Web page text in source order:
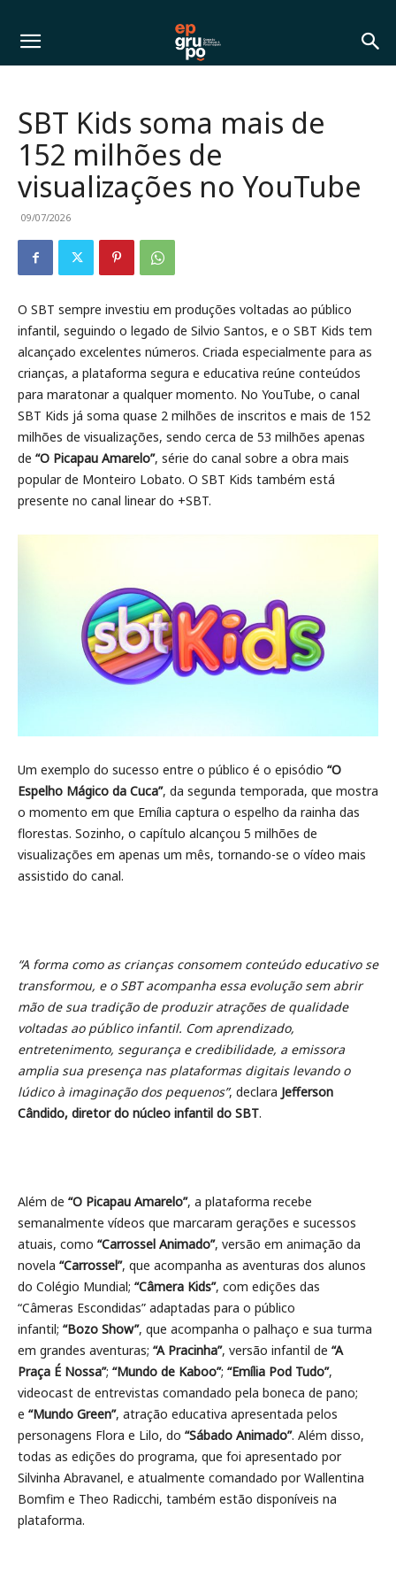
SBT Kids soma mais de
152 milhões de
visualizações no YouTube
09/07/2026
O SBT sempre investiu em produções voltadas ao público
infantil, seguindo o legado de Silvio Santos, e o SBT Kids tem
alcançado excelentes números. Criada especialmente para as
crianças, a plataforma segura e educativa reúne conteúdos
para maratonar a qualquer momento. No YouTube, o canal
SBT Kids já soma quase 2 milhões de inscritos e mais de 152
milhões de visualizações, sendo cerca de 53 milhões apenas
de “O Picapau Amarelo”, série do canal sobre a obra mais
popular de Monteiro Lobato. O SBT Kids também está
presente no canal linear do +SBT.
Um exemplo do sucesso entre o público é o episódio “O
Espelho Mágico da Cuca”, da segunda temporada, que mostra
o momento em que Emília captura o espelho da rainha das
florestas. Sozinho, o capítulo alcançou 5 milhões de
visualizações em apenas um mês, tornando-se o vídeo mais
assistido do canal.
“A forma como as crianças consomem conteúdo educativo se
transformou, e o SBT acompanha essa evolução sem abrir
mão de sua tradição de produzir atrações de qualidade
voltadas ao público infantil. Com aprendizado,
entretenimento, segurança e credibilidade, a emissora
amplia sua presença nas plataformas digitais levando o
lúdico à imaginação dos pequenos”, declara Jefferson
Cândido, diretor do núcleo infantil do SBT.
Além de “O Picapau Amarelo”, a plataforma recebe
semanalmente vídeos que marcaram gerações e sucessos
atuais, como “Carrossel Animado”, versão em animação da
novela “Carrossel”, que acompanha as aventuras dos alunos
do Colégio Mundial; “Câmera Kids”, com edições das
“Câmeras Escondidas” adaptadas para o público
infantil; “Bozo Show”, que acompanha o palhaço e sua turma
em grandes aventuras; “A Pracinha”, versão infantil de “A
Praça É Nossa”; “Mundo de Kaboo”; “Emília Pod Tudo”,
videocast de entrevistas comandado pela boneca de pano;
e “Mundo Green”, atração educativa apresentada pelos
personagens Flora e Lilo, do “Sábado Animado”. Além disso,
todas as edições do programa, que foi apresentado por
Silvinha Abravanel, e atualmente comandado por Wallentina
Bomfim e Theo Radicchi, também estão disponíveis na
plataforma.